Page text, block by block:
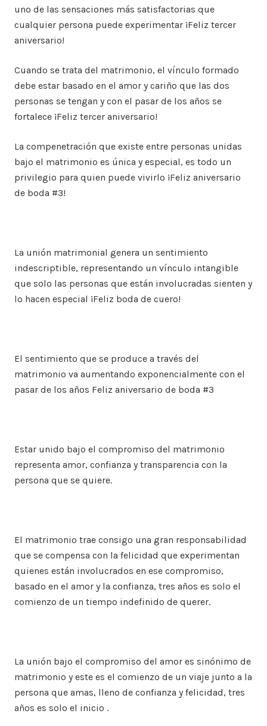
uno de las sensaciones más satisfactorias que
cualquier persona puede experimentar ¡Feliz tercer
aniversario!
Cuando se trata del matrimonio, el vínculo formado
debe estar basado en el amor y cariño que las dos
personas se tengan y con el pasar de los años se
fortalece ¡Feliz tercer aniversario!
La compenetración que existe entre personas unidas
bajo el matrimonio es única y especial, es todo un
privilegio para quien puede vivirlo ¡Feliz aniversario
de boda #3!
La unión matrimonial genera un sentimiento
indescriptible, representando un vínculo intangible
que solo las personas que están involucradas sienten y
lo hacen especial ¡Feliz boda de cuero!
El sentimiento que se produce a través del
matrimonio va aumentando exponencialmente con el
pasar de los años Feliz aniversario de boda #3
Estar unido bajo el compromiso del matrimonio
representa amor, confianza y transparencia con la
persona que se quiere.
El matrimonio trae consigo una gran responsabilidad
que se compensa con la felicidad que experimentan
quienes están involucrados en ese compromiso,
basado en el amor y la confianza, tres años es solo el
comienzo de un tiempo indefinido de querer.
La unión bajo el compromiso del amor es sinónimo de
matrimonio y este es el comienzo de un viaje junto a la
persona que amas, lleno de confianza y felicidad, tres
años es solo el inicio .